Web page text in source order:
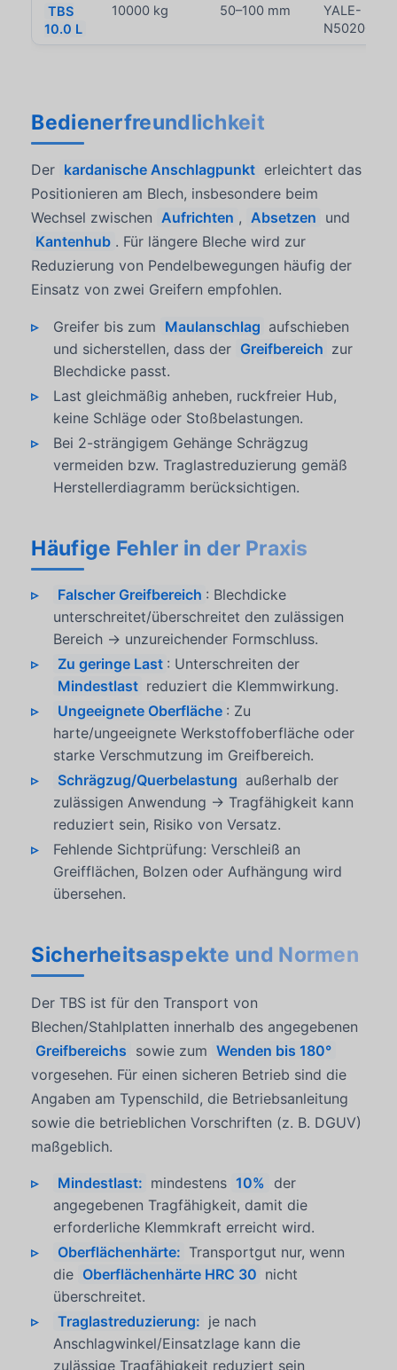
TBS
10.0 L
10000 kg 50–100 mm
YALE-
N50200311
Bedienerfreundlichkeit
Der kardanische Anschlagpunkt erleichtert das
Positionieren am Blech, insbesondere beim
Wechsel zwischen Aufrichten , Absetzen und
Kantenhub . Für längere Bleche wird zur
Reduzierung von Pendelbewegungen häufig der
Einsatz von zwei Greifern empfohlen.
Greifer bis zum Maulanschlag aufschieben
und sicherstellen, dass der Greifbereich zur
Blechdicke passt.
Last gleichmäßig anheben, ruckfreier Hub,
keine Schläge oder Stoßbelastungen.
Bei 2-strängigem Gehänge Schrägzug
vermeiden bzw. Traglastreduzierung gemäß
Herstellerdiagramm berücksichtigen.
Häufige Fehler in der Praxis
Falscher Greifbereich : Blechdicke
unterschreitet/überschreitet den zulässigen
Bereich → unzureichender Formschluss.
Zu geringe Last : Unterschreiten der
Mindestlast reduziert die Klemmwirkung.
Ungeeignete Oberfläche : Zu
harte/ungeeignete Werkstoffoberfläche oder
starke Verschmutzung im Greifbereich.
Schrägzug/Querbelastung außerhalb der
zulässigen Anwendung → Tragfähigkeit kann
reduziert sein, Risiko von Versatz.
Fehlende Sichtprüfung: Verschleiß an
Greifflächen, Bolzen oder Aufhängung wird
übersehen.
Sicherheitsaspekte und Normen
Der TBS ist für den Transport von
Blechen/Stahlplatten innerhalb des angegebenen
Greifbereichs sowie zum Wenden bis 180°
vorgesehen. Für einen sicheren Betrieb sind die
Angaben am Typenschild, die Betriebsanleitung
sowie die betrieblichen Vorschriften (z. B. DGUV)
maßgeblich.
Mindestlast: mindestens 10% der
angegebenen Tragfähigkeit, damit die
erforderliche Klemmkraft erreicht wird.
Oberflächenhärte: Transportgut nur, wenn
die Oberflächenhärte HRC 30 nicht
überschreitet.
Traglastreduzierung: je nach
Anschlagwinkel/Einsatzlage kann die
zulässige Tragfähigkeit reduziert sein